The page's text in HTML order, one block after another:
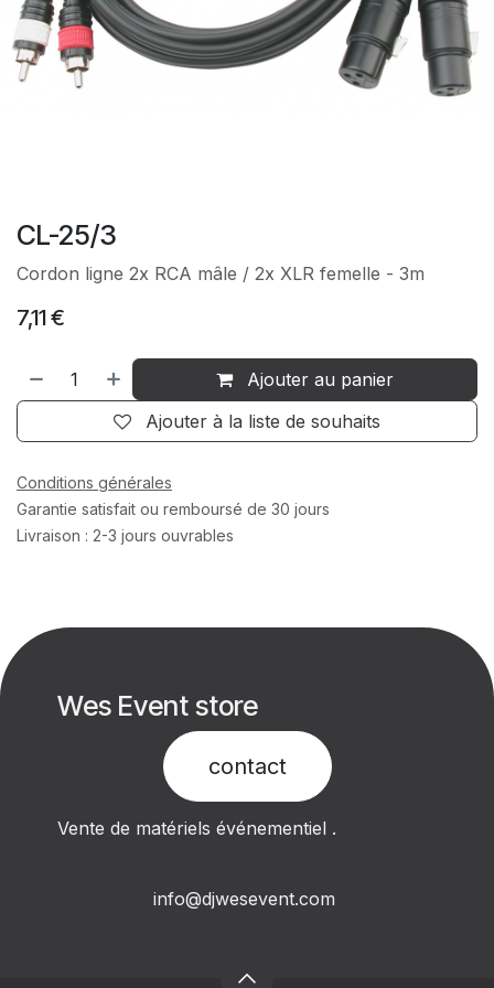
CL-25/3
Cordon ligne 2x RCA mâle / 2x XLR femelle - 3m
7,11€
Ajouter au panier
Ajouter à la liste de souhaits
Conditions générales
Garantie satisfait ou remboursé de 30 jours
Livraison : 2-3 jours ouvrables
Wes Event store
contact​
Vente de matériels événementiel .
info@djwesevent.com